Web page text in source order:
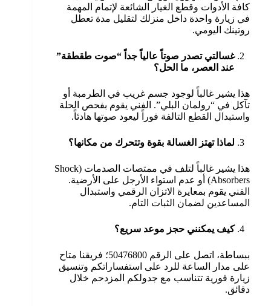
كافة الأدوات وقطع الغيار الشائعة لإتمام المهمة
في زيارة واحدة داخل منزلك لتقليل مدة تعطل
روتينك اليومي.
غسالتي تصدر صوتاً عالياً جداً “صوت طقطقة”
عند العصر، ما الحل؟
هذا يشير غالباً لوجود جسم غريب في الطرمبة أو
تآكل في “رولمان البلي”. الفني يقوم بفحص الحلة
واستبدال القطع التالفة فوراً ليعود صوتها هادئاً.
لماذا تهتز الغسالة بقوة وتتحرك من مكانها؟
هذا يشير غالباً لتلف في ممتصات الصدمات (Shock
Absorbers) أو عدم استواء الأرجل على الأرضية.
الفني يقوم بمعايرة الاتزان الرقمي واستبدال
المساعدين لضمان الثبات التام.
كيف يمكنني حجز موعد سريع؟
ببساطة، اتصل على الرقم 50476800؛ فريقنا متاح
على مدار الساعة للرد على استفساراتكم وتنسيق
زيارة فورية تتناسب مع جدولكم المزدحم خلال
دقائق.